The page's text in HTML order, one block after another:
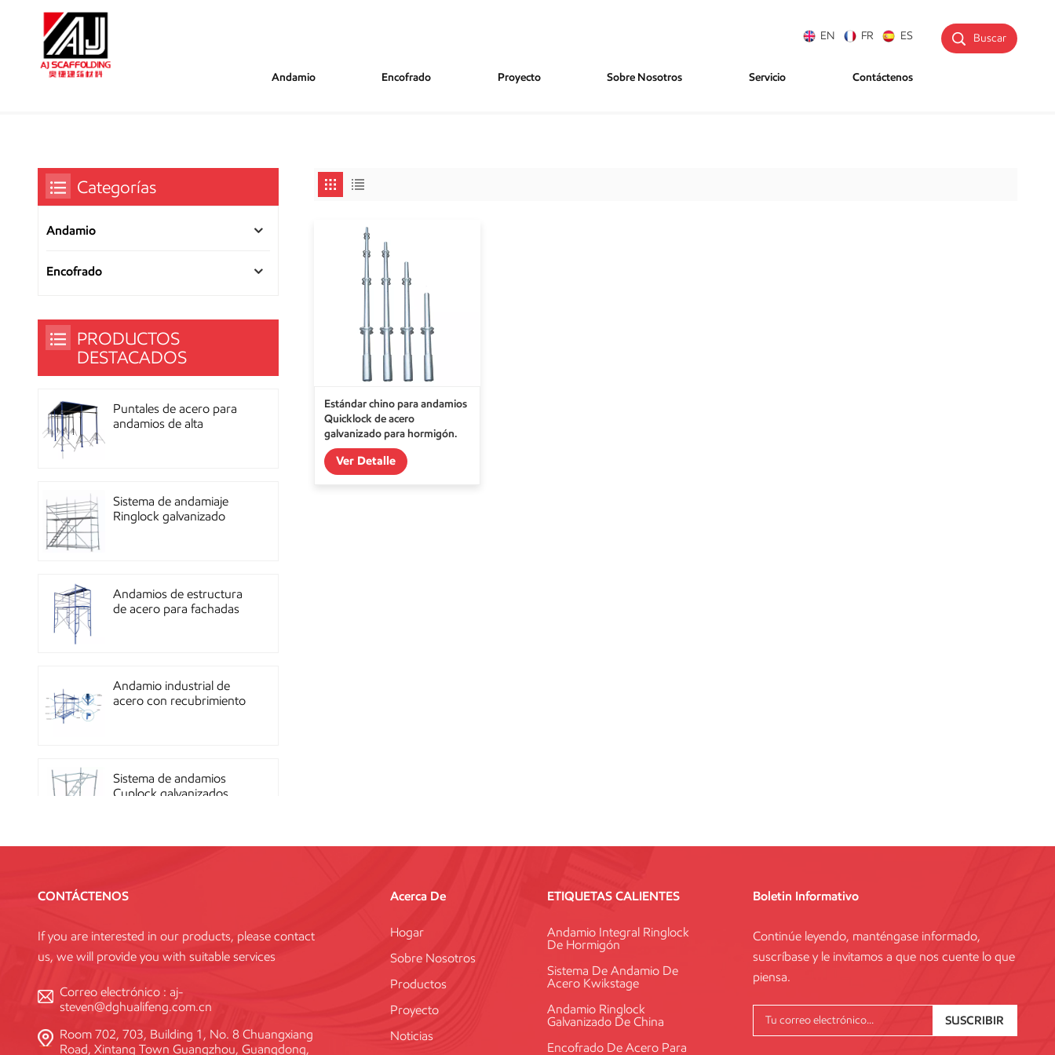
Buscar
EN FR ES
Andamio Encofrado Proyecto Sobre Nosotros Servicio Contáctenos
Estándar chino para andamios
Quicklock de acero
galvanizado para hormigón.
Ver Detalle
Categorías
Andamio
Encofrado
PRODUCTOS
DESTACADOS
Puntales de acero para
andamios de alta
Sistema de andamiaje
Ringlock galvanizado
Andamios de estructura
de acero para fachadas
Andamio industrial de
acero con recubrimiento
Sistema de andamios
Cuplock galvanizados
en polvo para la
Andamio Layher Ring
resistencia Q345
estándar
CONTÁCTENOS
If you are interested in our products, please contact
us, we will provide you with suitable services
Correo electrónico : aj-
steven@dghualifeng.com.cn
Room 702, 703, Building 1, No. 8 Chuangxiang
Road, Xintang Town Guangzhou, Guangdong,
Acerca De
Hogar
Sobre Nosotros
Productos
Proyecto
Noticias
ETIQUETAS CALIENTES
Andamio Integral Ringlock
De Hormigón
Sistema De Andamio De
Acero Kwikstage
Andamio Ringlock
Galvanizado De China
Encofrado De Acero Para
Boletin Informativo
Continúe leyendo, manténgase informado,
suscríbase y le invitamos a que nos cuente lo que
piensa.
SUSCRIBIR